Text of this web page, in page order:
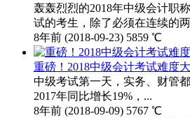
轰轰烈烈的2018年中级会计职
试的考生，除了必须在连续的
8年前 (2018-09-23) 5859 ℃
重磅！2018中级会计考试难度
中级考试第一天，实务、财管
2017年同比增长19%，...
8年前 (2018-09-09) 5767 ℃